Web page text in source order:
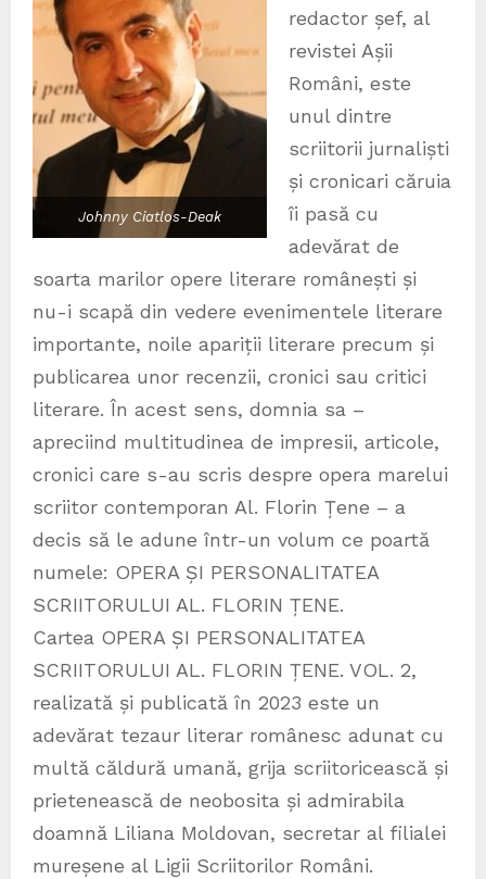
Johnny Ciatlos-Deak
redactor șef, al
revistei Așii
Români, este
unul dintre
scriitorii jurnaliști
și cronicari căruia
îi pasă cu
adevărat de
soarta marilor opere literare românești și
nu-i scapă din vedere evenimentele literare
importante, noile apariții literare precum și
publicarea unor recenzii, cronici sau critici
literare. În acest sens, domnia sa –
apreciind multitudinea de impresii, articole,
cronici care s-au scris despre opera marelui
scriitor contemporan Al. Florin Țene – a
decis să le adune într-un volum ce poartă
numele: OPERA ȘI PERSONALITATEA
SCRIITORULUI AL. FLORIN ȚENE.
Cartea OPERA ȘI PERSONALITATEA
SCRIITORULUI AL. FLORIN ȚENE. VOL. 2,
realizată și publicată în 2023 este un
adevărat tezaur literar românesc adunat cu
multă căldură umană, grija scriitoricească și
prietenească de neobosita și admirabila
doamnă Liliana Moldovan, secretar al filialei
mureșene al Ligii Scriitorilor Români.